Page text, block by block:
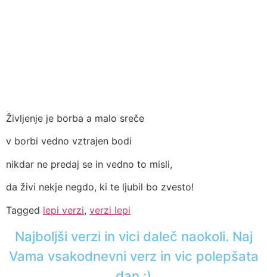
Življenje je borba a malo sreče
v borbi vedno vztrajen bodi
nikdar ne predaj se in vedno to misli,
da živi nekje negdo, ki te ljubil bo zvesto!
Tagged lepi verzi, verzi lepi
Najboljši verzi in vici daleč naokoli. Naj
Vama vsakodnevni verz in vic polepšata